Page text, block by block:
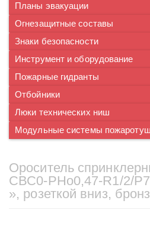
Планы эвакуации
Огнезащитные составы
Знаки безопасности
Инструмент и оборудование
Пожарные гидранты
Отбойники
Люки технических ниш
Модульные системы
Ороситель
CВС0-PНо0,47-R1/2/
», розеткой вниз,